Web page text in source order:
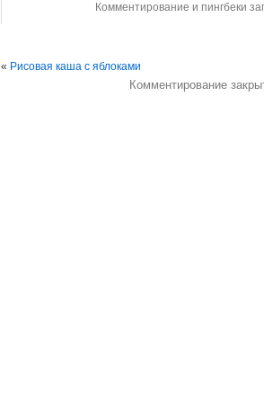
Комментирование и пингбеки
« Рисовая каша с яблоками
Комментирование